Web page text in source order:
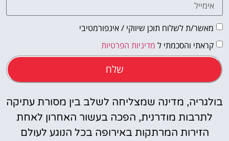
מאשר/ת לשלוח תוכן שיווקי / אינפורמטיבי
קראתי והסכמתי ל מדיניות הפרטיות
שלח
בולגריה, מדינה שמצליחה לשלב בין מסורת עתיקה
לתרבות מודרנית, הפכה בעשור האחרון לאחת
הזירות המרתקות באירופה בכל הנוגע לעולם